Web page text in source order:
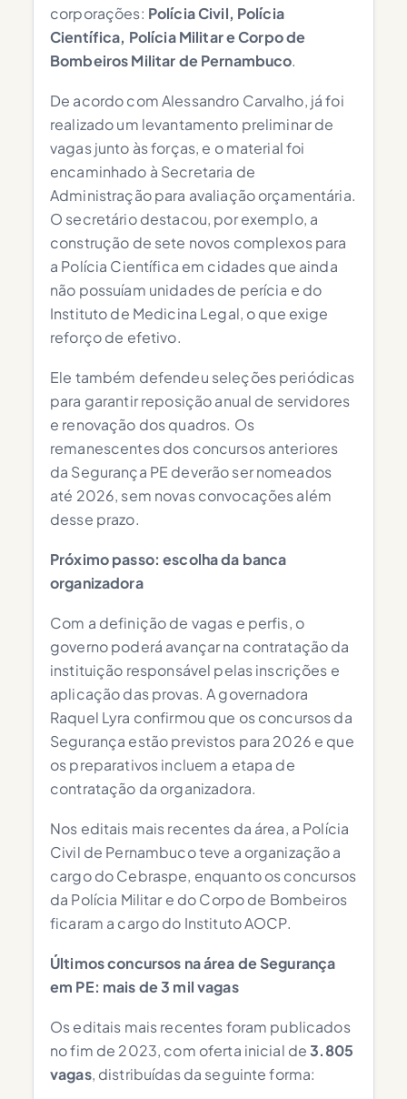
corporações: Polícia Civil, Polícia
Científica, Polícia Militar e Corpo de
Bombeiros Militar de Pernambuco.
De acordo com Alessandro Carvalho, já foi
realizado um levantamento preliminar de
vagas junto às forças, e o material foi
encaminhado à Secretaria de
Administração para avaliação orçamentária.
O secretário destacou, por exemplo, a
construção de sete novos complexos para
a Polícia Científica em cidades que ainda
não possuíam unidades de perícia e do
Instituto de Medicina Legal, o que exige
reforço de efetivo.
Ele também defendeu seleções periódicas
para garantir reposição anual de servidores
e renovação dos quadros. Os
remanescentes dos concursos anteriores
da Segurança PE deverão ser nomeados
até 2026, sem novas convocações além
desse prazo.
Próximo passo: escolha da banca
organizadora
Com a definição de vagas e perfis, o
governo poderá avançar na contratação da
instituição responsável pelas inscrições e
aplicação das provas. A governadora
Raquel Lyra confirmou que os concursos da
Segurança estão previstos para 2026 e que
os preparativos incluem a etapa de
contratação da organizadora.
Nos editais mais recentes da área, a Polícia
Civil de Pernambuco teve a organização a
cargo do Cebraspe, enquanto os concursos
da Polícia Militar e do Corpo de Bombeiros
ficaram a cargo do Instituto AOCP.
Últimos concursos na área de Segurança
em PE: mais de 3 mil vagas
Os editais mais recentes foram publicados
no fim de 2023, com oferta inicial de3.805
vagas, distribuídas da seguinte forma: